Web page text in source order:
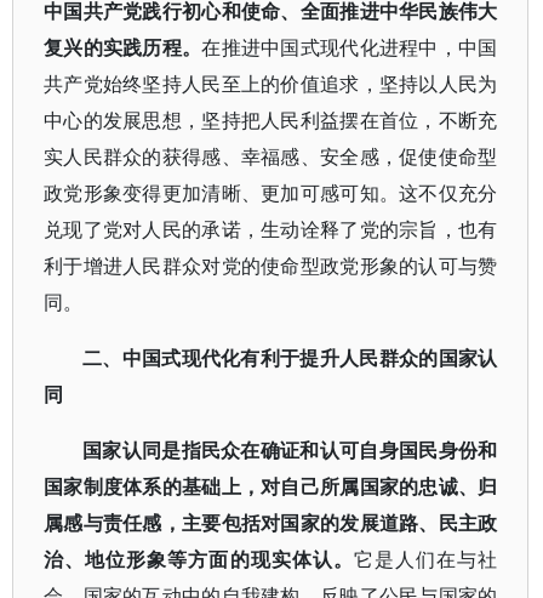
中国共产党践行初心和使命、全面推进中华民族伟大
复兴的实践历程。在推进中国式现代化进程中，中国
共产党始终坚持人民至上的价值追求，坚持以人民为
中心的发展思想，坚持把人民利益摆在首位，不断充
实人民群众的获得感、幸福感、安全感，促使使命型
政党形象变得更加清晰、更加可感可知。这不仅充分
兑现了党对人民的承诺，生动诠释了党的宗旨，也有
利于增进人民群众对党的使命型政党形象的认可与赞
同。
二、中国式现代化有利于提升人民群众的国家认
同
国家认同是指民众在确证和认可自身国民身份和
国家制度体系的基础上，对自己所属国家的忠诚、归
属感与责任感，主要包括对国家的发展道路、民主政
治、地位形象等方面的现实体认。 它是人们在与社